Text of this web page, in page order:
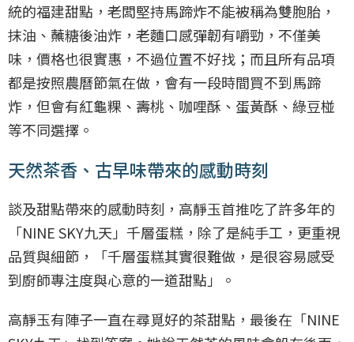
統的福建甜點，老闆堅持馬蹄炸不能被稱為雙胞胎，
抹油、蘸糖後油炸，老麵口感彈韌有嚼勁，不僅美
味，價格也很實惠，不過位置不好找；而且所有品項
都是按照農曆節氣在做，會有一段時間買不到馬蹄
炸，但會有紅龜粿、壽桃、咖哩酥、蛋黃酥、綠豆椪
等不同選擇。
天然茶香、古早味帶來的感動時刻
談及甜點帶來的感動時刻，高靜玉首推吃了許多年的
「NINE SKY九天」千層蛋糕，除了是純手工，更重視
品質與細節，「千層蛋糕其實很難做，是很容易感受
到廚師專注度與心意的一道甜點」。
高靜玉有陣子一直在尋覓好的茶甜點，最後在「NINE